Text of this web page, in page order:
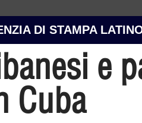
DI STAMPA
e
Cuba